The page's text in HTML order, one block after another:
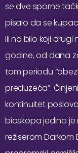
se dve sporne
pisalo da se
ili na bilo koji
godine, od dana
tom periodu
preduzeća”.
kontinuitet
bioskopa jedino je
režiserom Darkom